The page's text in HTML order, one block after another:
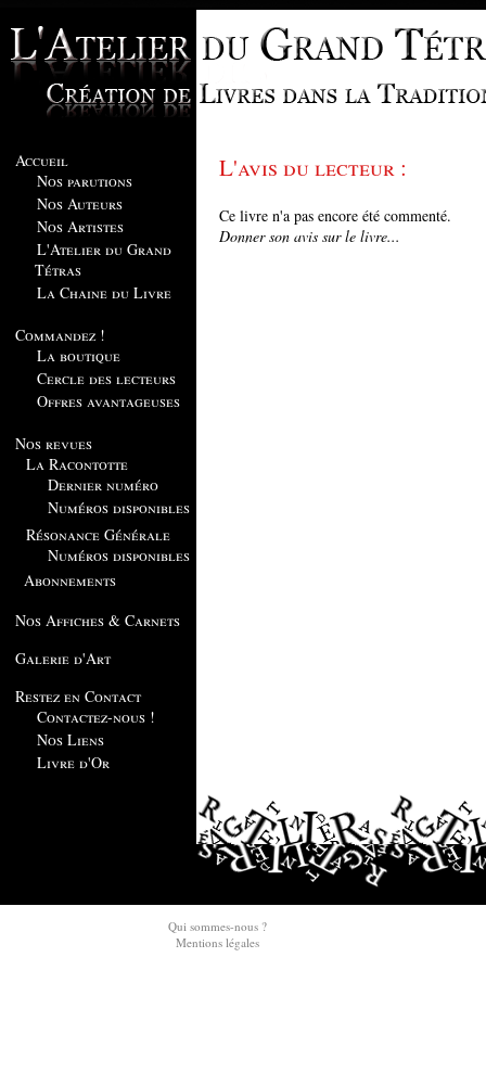
Accueil
Nos parutions
Nos Auteurs
Nos Artistes
L'Atelier du Grand
Tétras
La Chaine du Livre
Commandez !
La boutique
Cercle des lecteurs
Offres avantageuses
Nos revues
La Racontotte
Dernier numéro
Numéros disponibles
Résonance Générale
Numéros disponibles
Abonnements
Nos Affiches & Carnets
Galerie d'Art
Restez en Contact
Contactez-nous !
Nos Liens
Livre d'Or
L'avis du lecteur :
Ce livre n'a pas encore été commenté.
Donner son avis sur le livre...
Qui sommes-nous ?
Mentions légales